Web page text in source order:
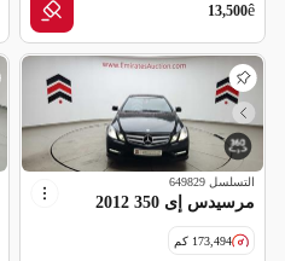
ê
13,500
التسلسل 649829
مرسيدس إى 350 2012
173,494 كم